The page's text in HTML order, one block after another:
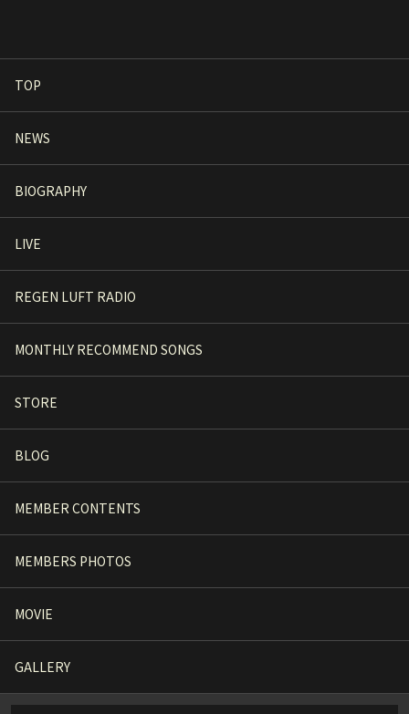
TOP
NEWS
BIOGRAPHY
LIVE
REGEN LUFT RADIO
MONTHLY RECOMMEND SONGS
STORE
BLOG
MEMBER CONTENTS
MEMBERS PHOTOS
MOVIE
GALLERY